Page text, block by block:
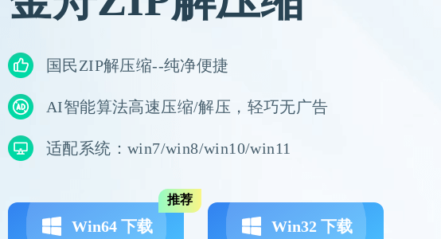
国民ZIP解压缩--纯净便捷
AI智能算法高速压缩/解压，轻巧无广告
适配系统：win7/win8/win10/win11
Win64 下载
推荐
Win32 下载